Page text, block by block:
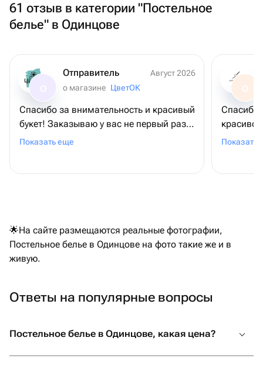
61 отзыв в категории "Постельное
белье" в Одинцове
Отправитель
Август 2026
о магазине ЦветОК
Спасибо за внимательность и красивый
букет! Заказываю у вас не первый раз,
каждый раз - супер, очень ценно 🩶
Показать еще
О
Спасибо
красиво!
в такую
Показать
🌟На сайте размещаются реальные фотографии,
Постельное белье в Одинцове на фото такие же и в
живую.
Ответы на популярные вопросы
Постельное белье в Одинцове, какая цена?